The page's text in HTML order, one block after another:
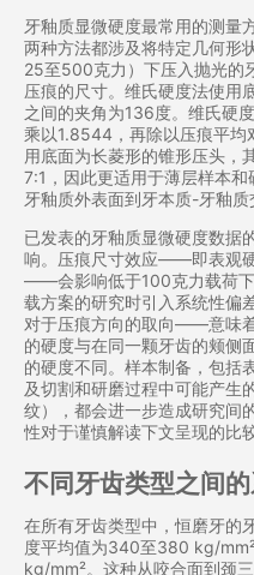
牙釉质显微硬度最常用的测量
两种方法都涉及将特定几何形
25至500克力）下压入抛光的
压痕的尺寸。维氏硬度法使用
之间的夹角为136度。维氏硬
乘以1.8544，再除以压痕平均
用底面为长菱形的锥形压头，
7:1，因此更适用于薄层样本
牙釉质外表面到牙本质-牙釉质
已发表的牙釉质显微硬度数据
响。压痕尺寸效应——即表观
——会影响低于100克力载荷下
载方案的研究时引入系统性
对于压痕方向的取向——意味
的硬度与在同一颗牙齿的颊侧
的硬度不同。样本制备，包括
及切割和研磨过程中可能产生
纹），都会进一步造成研究间
性对于谨慎解读下文呈现的比
不同牙齿类型之间
在所有牙齿类型中，恒磨牙的
度平均值为340至380 kg/
kg/mm²。这种从咬合面到颈